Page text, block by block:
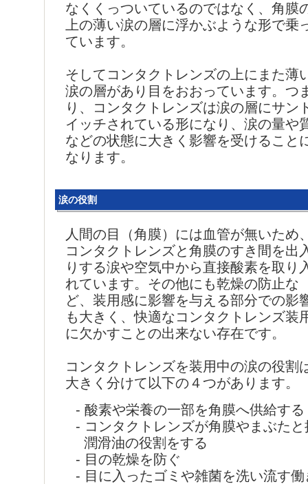
なくくっついているのではなく、角膜
上の薄い涙の層に浮かぶような形で乗
ています。
そしてコンタクトレンズの上にまた薄
涙の層があり目をおおっています。つ
り、コンタクトレンズは涙の層にサン
イッチされている形になり、涙の量や
などの状態に大きく影響を受けること
なります。
涙の役割
人間の目（角膜）には血管が無いため
コンタクトレンズと角膜のすき間を出
りする涙や空気中から直接酸素を取り
れています。その他にも乾燥の防止な
ど、装用感に影響を与える部分での影
も大きく、快適なコンタクトレンズ装
に欠かすことの出来ない存在です。
コンタクトレンズを装用中の涙の役割
大きく分けて以下の４つがあります。
- 酸素や栄養の一部を角膜へ供給する
- コンタクトレンズが角膜やまぶた
潤滑油の役割をする
- 目の乾燥を防ぐ
- 目に入ったゴミや雑菌を洗い流す働